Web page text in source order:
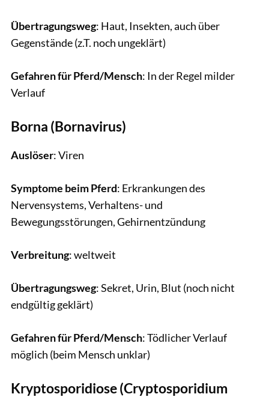
Übertragungsweg: Haut, Insekten, auch über
Gegenstände (z.T. noch ungeklärt)
Gefahren für Pferd/Mensch: In der Regel milder
Verlauf
Borna (Bornavirus)
Auslöser: Viren
Symptome beim Pferd: Erkrankungen des
Nervensystems, Verhaltens- und
Bewegungsstörungen, Gehirnentzündung
Verbreitung: weltweit
Übertragungsweg: Sekret, Urin, Blut (noch nicht
endgültig geklärt)
Gefahren für Pferd/Mensch: Tödlicher Verlauf
möglich (beim Mensch unklar)
Kryptosporidiose (Cryptosporidium